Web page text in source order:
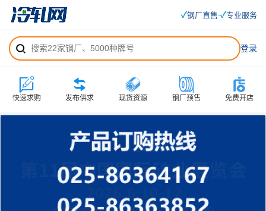
✓钢厂直售·✓专业服务
登录
快速求购 发布供求 现货资源 钢厂预售 免费开店